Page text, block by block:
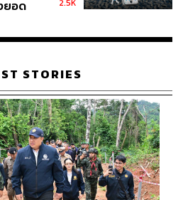
ยอด
2.5K
STORIES